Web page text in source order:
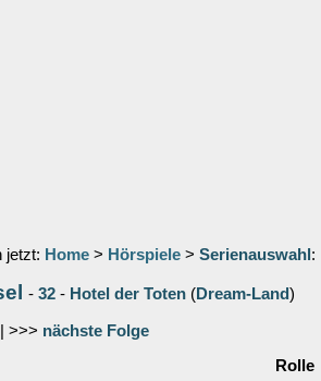
jetzt: Home > Hörspiele > Serienauswahl :
- 32 - Hotel der Toten (Dream-Land)
>>> nächste Folge
Rolle